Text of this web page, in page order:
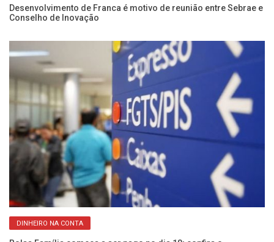
Desenvolvimento de Franca é motivo de reunião entre Sebrae e
Conselho de Inovação
DINHEIRO NA CONTA